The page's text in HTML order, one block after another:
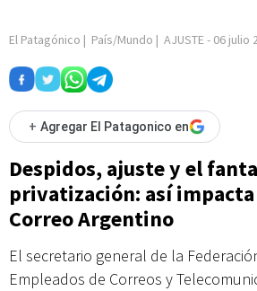
El Patagónico | País/Mundo | AJUSTE- 06 julio
+ Agregar El Patagonico en
Despidos, ajuste y el
privatización: así
Correo Argentino
El secretario general de la
Empleados de Correos y